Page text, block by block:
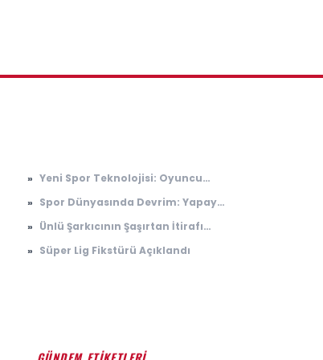
» Yeni Spor Teknolojisi: Oyuncu
» Spor Dünyasında Devrim: Yapay
» Ünlü Şarkıcının Şaşırtan İtirafı
» Süper Lig Fikstürü Açıklandı